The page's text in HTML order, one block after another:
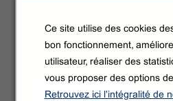
Ce site utilise des cookies
bon fonctionnement,
utilisateur, réaliser des
vous proposer des options
Retrouvez ici l'intégralité de
Découvrir